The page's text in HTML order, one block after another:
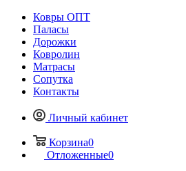
Ковры ОПТ
Паласы
Дорожки
Ковролин
Матрасы
Сопутка
Контакты
Личный кабинет
Корзина0
Отложенные0